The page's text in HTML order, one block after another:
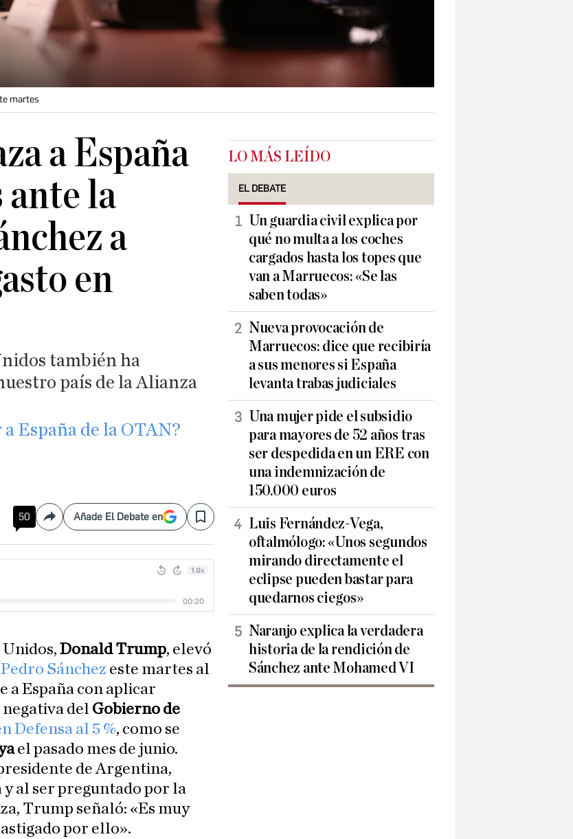
martes
a España
ante la
a
en
también ha
país de la Alianza
España de la OTAN?
50 CompartirAñade El Debate en Save
Unidos,Donald Trump, elevó
Pedro Sánchez este martes al
a España con aplicar
del Gobierno de
Defensa al 5 %, como se
el pasado mes de junio.
de Argentina,
y al ser preguntado por la
Trump señaló: «Es muy
por ello».
LO MÁS LEÍDO
EL DEBATE
Un guardia civil explica por
qué no multa a los coches
cargados hasta los topes que
van a Marruecos: «Se las
saben todas»
Nueva provocación de
Marruecos: dice que recibiría
a sus menores si España
levanta trabas judiciales
Una mujer pide el subsidio
para mayores de 52 años tras
ser despedida en un ERE con
una indemnización de
150.000 euros
Luis Fernández-Vega,
oftalmólogo: «Unos segundos
mirando directamente el
eclipse pueden bastar para
quedarnos ciegos»
Naranjo explica la verdadera
historia de la rendición de
Sánchez ante Mohamed VI